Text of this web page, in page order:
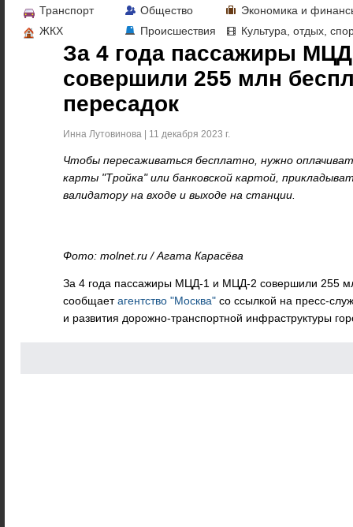
Транспорт Общество
Экономика и
ЖКХ
Происшествия Культура, отдых,
За 4 года пассажиры
совершили 255 млн
пересадок
Инна Лутовинова | 11 декабря 2023 г.
Чтобы пересаживаться бесплатно, нужно
карты "Тройка" или банковской картой,
валидатору на входе и выходе на станции.
Фото: molnet.ru / Агата Карасёва
За 4 года пассажиры МЦД-1 и МЦД-2 совершили 255
сообщаетагентство "Москва" со ссылкой на пресс-
и развития дорожно-транспортной инфраструктуры